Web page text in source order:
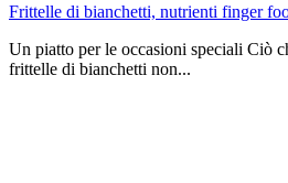
Frittelle di bianchetti, nutrienti finger
Un piatto per le occasioni speciali Ciò
frittelle di bianchetti non...